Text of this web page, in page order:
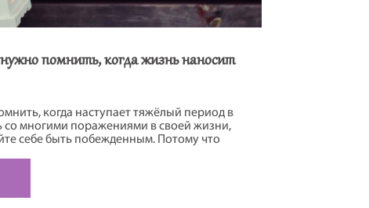
помнить, когда жизнь наносит
когда наступает тяжёлый период в
со многими поражениями в своей жизни,
себе быть побежденным. Потому что
~ Майя […]